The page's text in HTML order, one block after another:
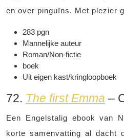
en over pinguïns. Met plezier
283 pgn
Mannelijke auteur
Roman/Non-fictie
boek
Uit eigen kast/kringloopboek
72. The first Emma –
Een Engelstalig ebook van
korte samenvatting al dacht